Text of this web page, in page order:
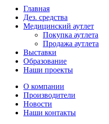
Главная
Дез. средства
Медицинский аутлет
Покупка аутлета
Продажа аутлета
Выставки
Образование
Наши проекты
О компании
Производители
Новости
Наши контакты